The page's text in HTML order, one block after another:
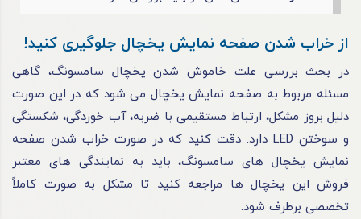
از خراب شدن صفحه‌ نمایش یخچال جلوگیری کنید!
در بحث بررسی علت خاموش شدن یخچال سامسونگ، گاهی
مسئله مربوط به صفحه‌ نمایش یخچال می‌ شود که در این صورت
دلیل بروز مشکل، ارتباط مستقیمی با ضربه، آب‌ خوردگی، شکستگی
و سوختن LED دارد. دقت کنید که در صورت خراب‌ شدن صفحه‌
نمایش یخچال‌ های سامسونگ، باید به نمایندگی‌ های معتبر
فروش این یخچال‌ ها مراجعه کنید تا مشکل به‌ صورت کاملاً
تخصصی برطرف شود.